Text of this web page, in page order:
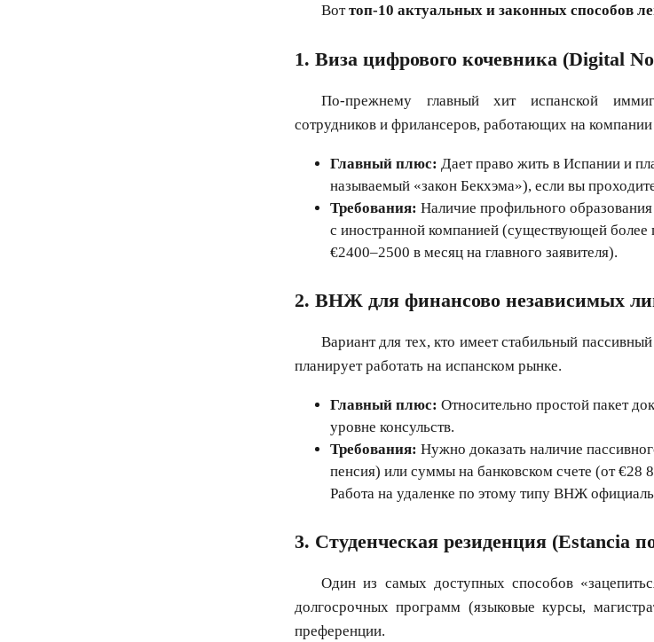
Воттоп-10 актуальных и законных способов
1. Виза цифрового кочевника (Digital
По-прежнему главный хит испанской
сотрудников и фрилансеров, работающих на
Главный плюс: Дает право жить в Испании и
называемый «закон Бекхэма»), если вы
Требования: Наличие профильного
с иностранной компанией (существующей более
€2400–2500 в месяц на главного заявителя).
2. ВНЖ для финансово независимых
Вариант для тех, кто имеет стабильный
планирует работать на испанском рынке.
Главный плюс: Относительно простой пакет
уровне консульств.
Требования: Нужно доказать наличие
пенсия) или суммы на банковском счете (от €28
Работа на удаленке по этому типу ВНЖ
3. Студенческая резиденция (Estancia
Один из самых доступных способов
долгосрочных программ (языковые курсы,
преференции.